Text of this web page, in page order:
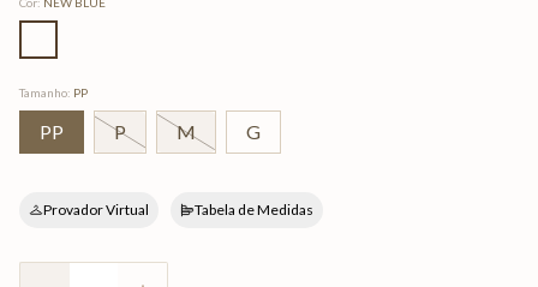
Tamanho: PP
PP P M G
Provador Virtual Tabela de Medidas